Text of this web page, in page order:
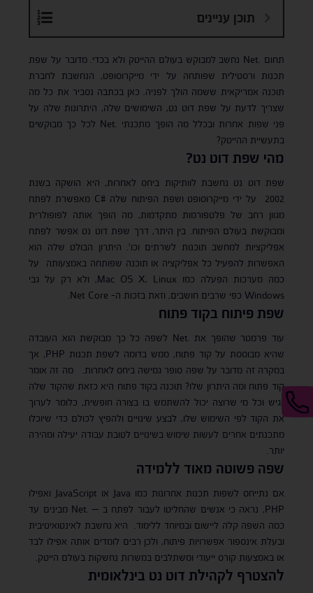
תוכן עניינים
תחום .Net נחשב למבוקש בעולם ההייטק ולא בכדי. מדובר על שפת
תכנות ורסטילית שפותחה על ידי מייקרוסופט, הנחשבת לחברת
תוכנה אמריקאית ששמה הולך לפניה. כאן בכתבה נסביר את כל מה
שצריך לדעת על שפת דוט נט, השימושים שלה, היתרונות שלה על
פני שפות אחרות ובכלל מה הופך מתכנתי .Net לכל כך מבוקשים
בתעשיית ההייטק?
מהי שפת דוט נט?
שפת דוט נט נחשבת לוותיקות ביחס לאחרות, היא הושקה בשנת
2002 על ידי מייקרוסופט ושפת הפיתוח שלה #C מאפשרת לפתח
מגוון רחב של פלטפורמות מתקדמות, מה הופך אותה לפופולרית
ומבוקשת בעולם הפיתוח. בין היתר, דרך שפת דוט נט אפשר לפתח
אפליקציות למחשב תוכנות לשרתים וכו'. היתרון הבולט שלה הוא
האפשרות להפעיל כל אפליקציה או תוכנה שפותחה באמצעותה על
כמה מערכות הפעלה כמו Mac OS X, Linux, ולא רק על גבי
Windows כפי שרבים חושבים, וזאת בזכות ה- Net Core.
שפת פיתוח בקוד פתוח
עוד פרמטר שהופך את .Net לשפה כל כך מבוקשת הוא העובדה
שהיא מבוססת על קוד פתוח, ממש בדומה לשפת תכנות PHP, אך
במקרה זה מדובר על שפה סופר גמישה ביחס לאחרות. מה זה אומר
קוד פתוח ומה היתרון שלו? תוכנה בקוד פתוח היא כזאת שהקוד שלה
נגיש וכל מי שרוצה יכול להשתמש בו בצורה חופשית, כלומר לערוך
את הקוד לפי השימוש שלו, לבצע שינויים ולהפיץ לכולם כדי שיוכלו
מתכנתים אחרים לעשות שימוש בשינויים לטובת עבודה יעילה ומהירה
יותר.
שפה פשוטה מאוד ללמידה
אם נתייחס לשפות תכנות אחרונות כמו Java או JavaScript ואפילו
PHP, נראה כי אנשים שהחליטו לעבור לפתח ב – .Net מבינים עד
כמה השפה קלה ליישום ובמיוחד ללימוד. היא נחשבת לאינטואיטיבית
ובעלת אינספור אפשרויות פיתוח, ולכן רבים לומדים אותה אפילו לבד
או באמצעות קורס ייעודי ומשתלבים במשרות נחשקות בעולם הייטק.
להצטרף לקהילת דוט נט בינלאומית